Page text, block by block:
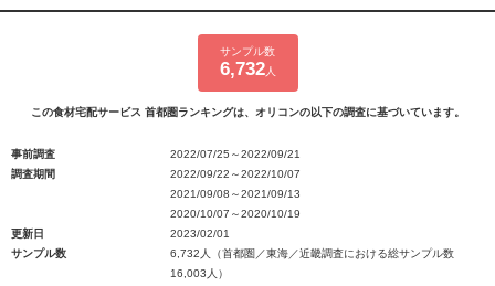
サンプル数
6,732人
この食材宅配サービス 首都圏ランキングは、オリコンの以下の調査に基づいています。
事前調査
2022/07/25～2022/09/21
調査期間
2022/09/22～2022/10/07
2021/09/08～2021/09/13
2020/10/07～2020/10/19
更新日
2023/02/01
サンプル数
6,732人（首都圏／東海／近畿調査における総サンプル数
16,003人）